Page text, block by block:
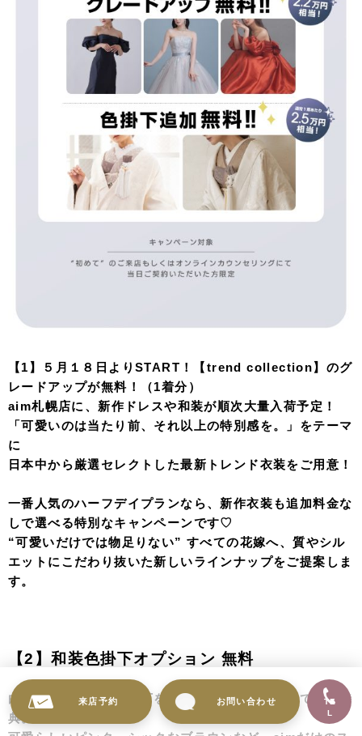
【1】５月１８日よりSTART！【trend collection】のグ
レードアップが無料！（1着分）
aim札幌店に、新作ドレスや和装が順次大量入荷予定！
「可愛いのは当たり前、それ以上の特別感を。」をテーマ
に
日本中から厳選セレクトした最新トレンド衣装をご用意！
一番人気のハーフデイプランなら、新作衣装も追加料金な
しで選べる特別なキャンペーンです♡
“可愛いだけでは物足りない” すべての花嫁へ、質やシル
エットにこだわり抜いた新しいラインナップをご提案しま
す。
【2】和装色掛下オプション 無料
白無垢に合わせる色掛下を無料でコーディネートできる特
典。
来店予約 お問い合わせ
TE
L